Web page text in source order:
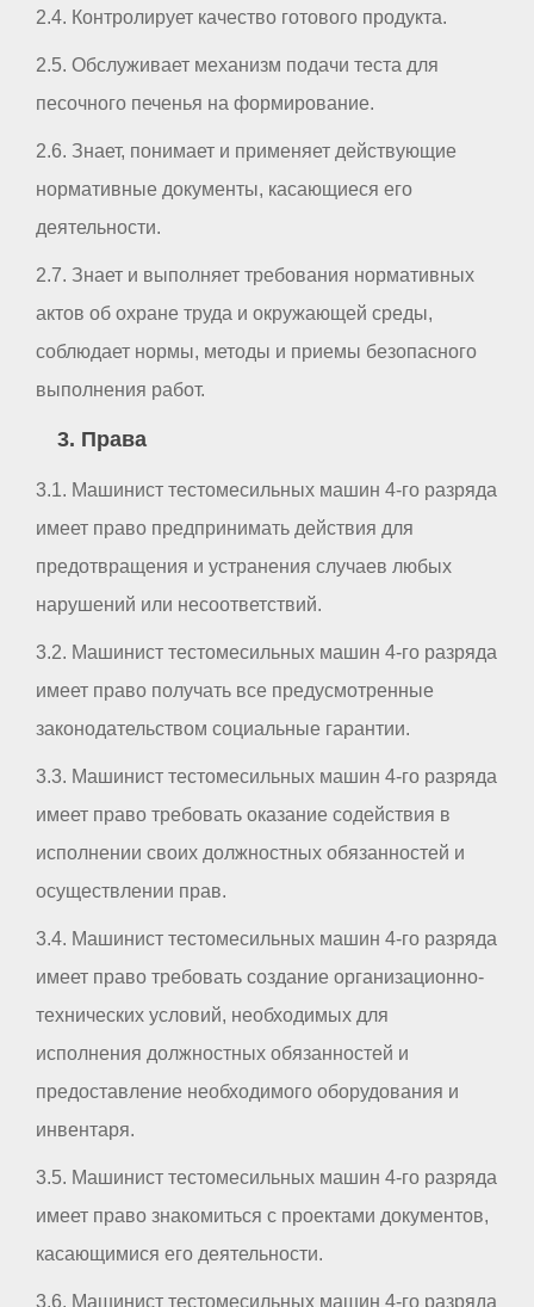
2.4. Контролирует качество готового продукта.
2.5. Обслуживает механизм подачи теста для
песочного печенья на формирование.
2.6. Знает, понимает и применяет действующие
нормативные документы, касающиеся его
деятельности.
2.7. Знает и выполняет требования нормативных
актов об охране труда и окружающей среды,
соблюдает нормы, методы и приемы безопасного
выполнения работ.
3. Права
3.1. Машинист тестомесильных машин 4-го разряда
имеет право предпринимать действия для
предотвращения и устранения случаев любых
нарушений или несоответствий.
3.2. Машинист тестомесильных машин 4-го разряда
имеет право получать все предусмотренные
законодательством социальные гарантии.
3.3. Машинист тестомесильных машин 4-го разряда
имеет право требовать оказание содействия в
исполнении своих должностных обязанностей и
осуществлении прав.
3.4. Машинист тестомесильных машин 4-го разряда
имеет право требовать создание организационно-
технических условий, необходимых для
исполнения должностных обязанностей и
предоставление необходимого оборудования и
инвентаря.
3.5. Машинист тестомесильных машин 4-го разряда
имеет право знакомиться с проектами документов,
касающимися его деятельности.
3.6. Машинист тестомесильных машин 4-го разряда